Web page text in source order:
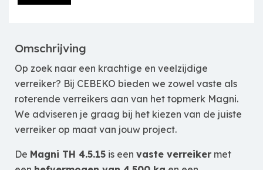
Omschrijving
Op zoek naar een krachtige en veelzijdige
verreiker? Bij CEBEKO bieden we zowel vaste als
roterende verreikers aan van het topmerk Magni.
We adviseren je graag bij het kiezen van de juiste
verreiker op maat van jouw project.
De Magni TH 4.5.15 is een vaste verreiker met